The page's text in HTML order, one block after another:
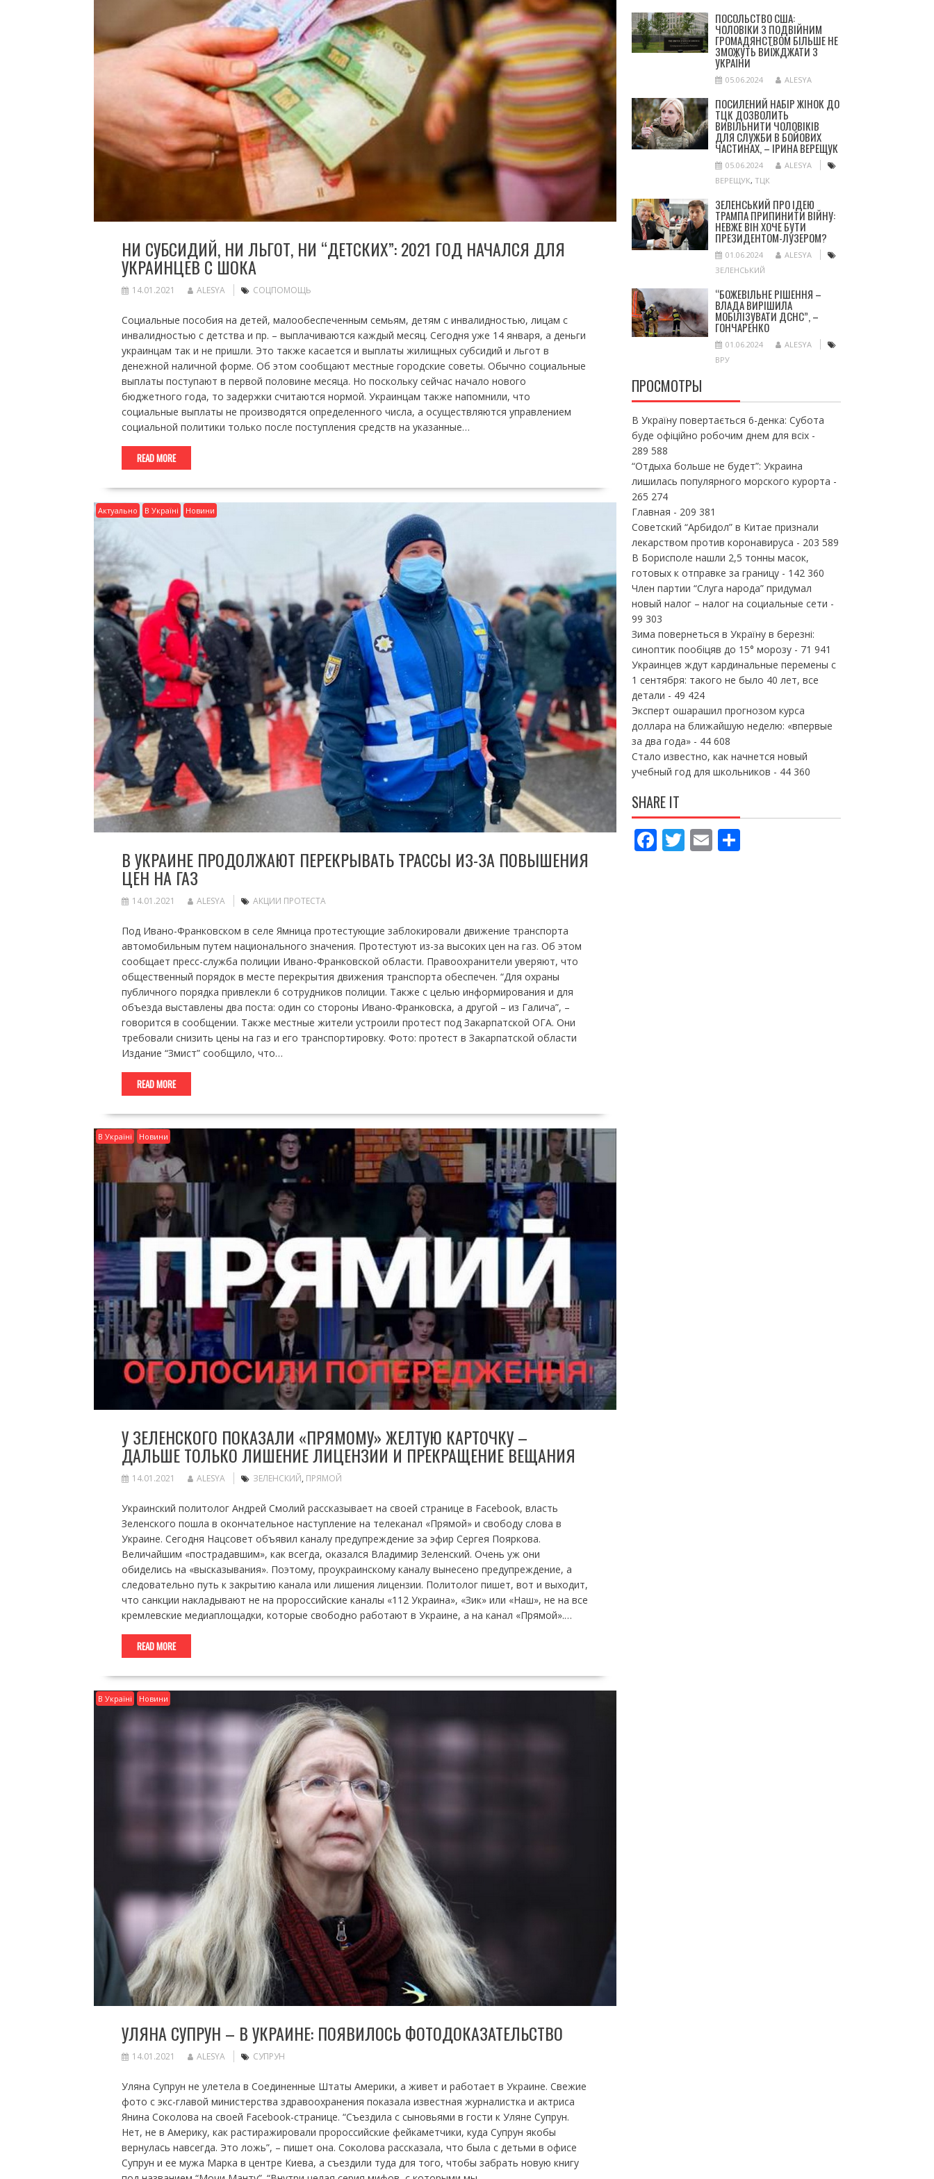
НИ СУБСИДИЙ, НИ ЛЬГОТ, НИ “ДЕТСКИХ”: 2021 ГОД НАЧАЛСЯ ДЛЯ
УКРАИНЦЕВ С ШОКА
14.01.2021 ALESYA СОЦПОМОЩЬ
Социальные пособия на детей, малообеспеченным семьям, детям с инвалидностью, лицам с
инвалидностью с детства и пр. – выплачиваются каждый месяц. Сегодня уже 14 января, а деньги
украинцам так и не пришли. Это также касается и выплаты жилищных субсидий и льгот в
денежной наличной форме. Об этом сообщают местные городские советы. Обычно социальные
выплаты поступают в первой половине месяца. Но поскольку сейчас начало нового
бюджетного года, то задержки считаются нормой. Украинцам также напомнили, что
социальные выплаты не производятся определенного числа, а осуществляются управлением
социальной политики только после поступления средств на указанные…
READ MORE
Актуально В Україні Новини
В УКРАИНЕ ПРОДОЛЖАЮТ ПЕРЕКРЫВАТЬ ТРАССЫ ИЗ-ЗА ПОВЫШЕНИЯ
ЦЕН НА ГАЗ
14.01.2021 ALESYA АКЦИИ ПРОТЕСТА
Под Ивано-Франковском в селе Ямница протестующие заблокировали движение транспорта
автомобильным путем национального значения. Протестуют из-за высоких цен на газ. Об этом
сообщает пресс-служба полиции Ивано-Франковской области. Правоохранители уверяют, что
общественный порядок в месте перекрытия движения транспорта обеспечен. “Для охраны
публичного порядка привлекли 6 сотрудников полиции. Также с целью информирования и для
объезда выставлены два поста: один со стороны Ивано-Франковска, а другой – из Галича”, –
говорится в сообщении. Также местные жители устроили протест под Закарпатской ОГА. Они
требовали снизить цены на газ и его транспортировку. Фото: протест в Закарпатской области
Издание “Змист” сообщило, что…
READ MORE
В Україні Новини
У ЗЕЛЕНСКОГО ПОКАЗАЛИ «ПРЯМОМУ» ЖЕЛТУЮ КАРТОЧКУ –
ДАЛЬШЕ ТОЛЬКО ЛИШЕНИЕ ЛИЦЕНЗИИ И ПРЕКРАЩЕНИЕ ВЕЩАНИЯ
14.01.2021 ALESYA ЗЕЛЕНСКИЙ, ПРЯМОЙ
Украинский политолог Андрей Смолий рассказывает на своей странице в Facebook, власть
Зеленского пошла в окончательное наступление на телеканал «Прямой» и свободу слова в
Украине. Сегодня Нацсовет объявил каналу предупреждение за эфир Сергея Пояркова.
Величайшим «пострадавшим», как всегда, оказался Владимир Зеленский. Очень уж они
обиделись на «высказывания». Поэтому, проукраинскому каналу вынесено предупреждение, а
следовательно путь к закрытию канала или лишения лицензии. Политолог пишет, вот и выходит,
что санкции накладывают не на пророссийские каналы «112 Украина», «Зик» или «Наш», не на все
кремлевские медиаплощадки, которые свободно работают в Украине, а на канал «Прямой».…
READ MORE
В Україні Новини
УЛЯНА СУПРУН – В УКРАИНЕ: ПОЯВИЛОСЬ ФОТОДОКАЗАТЕЛЬСТВО
14.01.2021 ALESYA СУПРУН
Уляна Супрун не улетела в Соединенные Штаты Америки, а живет и работает в Украине. Свежие
фото с экс-главой министерства здравоохранения показала известная журналистка и актриса
Янина Соколова на своей Facebook-странице. “Съездила с сыновьями в гости к Уляне Супрун.
Нет, не в Америку, как растиражировали пророссийские фейкаметчики, куда Супрун якобы
вернулась навсегда. Это ложь”, – пишет она. Соколова рассказала, что была с детьми в офисе
Супрун и ее мужа Марка в центре Киева, а съездили туда для того, чтобы забрать новую книгу
ПОСОЛЬСТВО США:
ЧОЛОВІКИ З ПОДВІЙНИМ
ГРОМАДЯНСТВОМ БІЛЬШЕ НЕ
ЗМОЖУТЬ ВИЇЖДЖАТИ З
УКРАЇНИ
05.06.2024 ALESYA
ПОСИЛЕНИЙ НАБІР ЖІНОК ДО
ТЦК ДОЗВОЛИТЬ
ВИВІЛЬНИТИ ЧОЛОВІКІВ
ДЛЯ СЛУЖБИ В БОЙОВИХ
ЧАСТИНАХ, – ІРИНА ВЕРЕЩУК
05.06.2024
ALESYA
ВЕРЕЩУК, ТЦК
ЗЕЛЕНСЬКИЙ ПРО ІДЕЮ
ТРАМПА ПРИПИНИТИ ВІЙНУ:
НЕВЖЕ ВІН ХОЧЕ БУТИ
ПРЕЗИДЕНТОМ-ЛУЗЕРОМ?
01.06.2024
ALESYA
ЗЕЛЕНСЬКИЙ
“БОЖЕВІЛЬНЕ РІШЕННЯ –
ВЛАДА ВИРІШИЛА
МОБІЛІЗУВАТИ ДСНС”, –
ГОНЧАРЕНКО
01.06.2024
ALESYA
ВРУ
ПРОСМОТРЫ
В Україну повертається 6-денка: Субота
буде офіційно робочим днем для всіх-
289 588
“Отдыха больше не будет”: Украина
лишилась популярного морского курорта -
265 274
Главная - 209 381
Советский “Арбидол” в Китае признали
лекарством против коронавируса - 203 589
В Борисполе нашли 2,5 тонны масок,
готовых к отправке за границу- 142 360
Член партии “Слуга народа” придумал
новый налог – налог на социальные сети -
99 303
Зима повернеться в Україну в березні:
синоптик пообіцяв до 15° морозу- 71 941
Украинцев ждут кардинальные перемены с
1 сентября: такого не было 40 лет, все
детали - 49 424
Эксперт ошарашил прогнозом курса
доллара на ближайшую неделю: «впервые
за два года»- 44 608
Стало известно, как начнется новый
учебный год для школьников - 44 360
SHARE IT
F T E П